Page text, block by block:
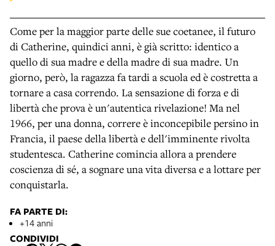
Come per la maggior parte delle sue coetanee, il futuro
di Catherine, quindici anni, è già scritto: identico a
quello di sua madre e della madre di sua madre. Un
giorno, però, la ragazza fa tardi a scuola ed è costretta a
tornare a casa correndo. La sensazione di forza e di
libertà che prova è un'autentica rivelazione! Ma nel
1966, per una donna, correre è inconcepibile persino in
Francia, il paese della libertà e dell'imminente rivolta
studentesca. Catherine comincia allora a prendere
coscienza di sé, a sognare una vita diversa e a lottare per
conquistarla.
FA PARTE DI:
+14 anni
CONDIVIDI